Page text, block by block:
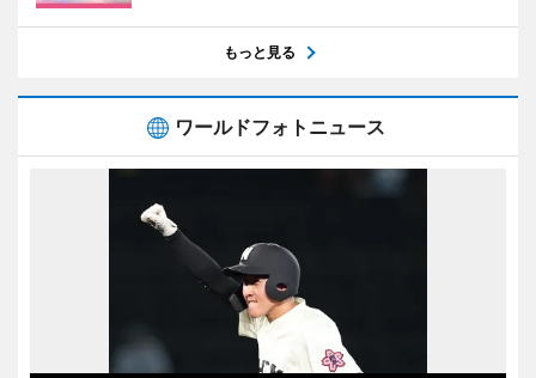
もっと見る
ワールドフォトニュース